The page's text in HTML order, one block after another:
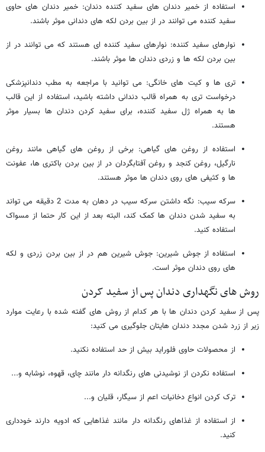
استفاده از خمیر دندان های سفید کننده دندان: خمیر دندان های حاوی
سفید کننده می توانند در از بین بردن لکه های دندانی موثر باشند.
نوارهای سفید کننده: نوارهای سفید کننده ای هستند که می توانند در از
بین بردن لکه ها و زردی دندان ها موثر باشند.
تری ها و کیت های خانگی: می توانید با مراجعه به مطب دندانپزشکی
درخواست تری به همراه قالب دندانی داشته باشید، استفاده از این قالب
ها به همراه ژل سفید کننده، برای سفید کردن دندان ها بسیار موثر
هستند.
استفاده از روغن های گیاهی: برخی از روغن های گیاهی مانند روغن
نارگیل، روغن کنجد و روغن آفتابگردان در از بین بردن باکتری ها، عفونت
ها و کثیفی های روی دندان ها موثر هستند.
سرکه سیب: نگه داشتن سرکه سیب در دهان به مدت 2 دقیقه می تواند
به سفید شدن دندان ها کمک کند، البته بعد از این کار حتما از مسواک
استفاده کنید.
استفاده از جوش شیرین: جوش شیرین هم در از بین بردن زردی و لکه
های روی دندان موثر است.
روش های نگهداری دندان پس از سفید کردن
پس از سفید کردن دندان ها با هر کدام از روش های گفته شده با رعایت موارد
زیر از زرد شدن مجدد دندان هایتان جلوگیری می کنید:
از محصولات حاوی فلوراید بیش از حد استفاده نکنید.
استفاده نکردن از نوشیدنی های رنگدانه دار مانند چای، قهوه، نوشابه و...
ترک کردن انواع دخانیات اعم از سیگار، قلیان و...
از استفاده از غذاهای رنگدانه دار مانند غذاهایی که ادویه دارند خودداری
کنید.